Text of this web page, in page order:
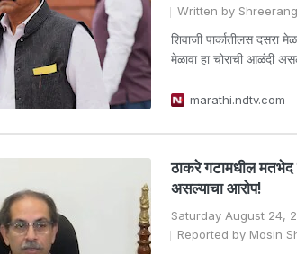
Written by
शिवाजी पार्कातीलस दसरा
मेळावा हा चोराची आळंदी
marathi.ndtv.com
ठाकरे गटामधील मतभेद
असल्याचा आरोप!
Saturday August 24,
Reported by Mosin